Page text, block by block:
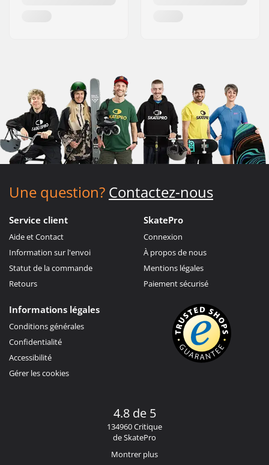
Une question? Contactez-nous
Service client
Aide et Contact
Information sur l'envoi
Statut de la commande
Retours
SkatePro
Connexion
À propos de nous
Mentions légales
Paiement sécurisé
Informations légales
Conditions générales
Confidentialité
Accessibilité
Gérer les cookies
4.8 de 5
134960 Critique
de SkatePro
Montrer plus